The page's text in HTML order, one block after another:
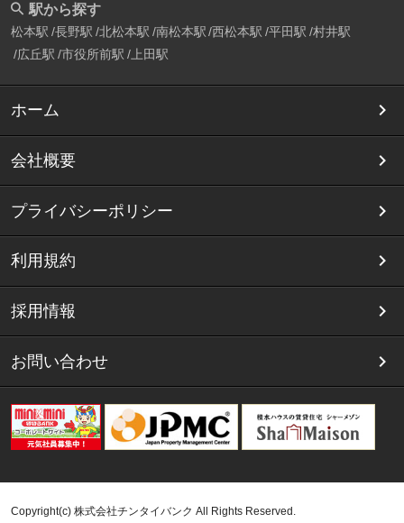
駅から探す
松本駅 長野駅 北松本駅 南松本駅 西松本駅 平田駅 村井駅
広丘駅 市役所前駅 上田駅
ホーム
会社概要
プライバシーポリシー
利用規約
採用情報
お問い合わせ
Copyright(c) 株式会社チンタイバンク All Rights Reserved.